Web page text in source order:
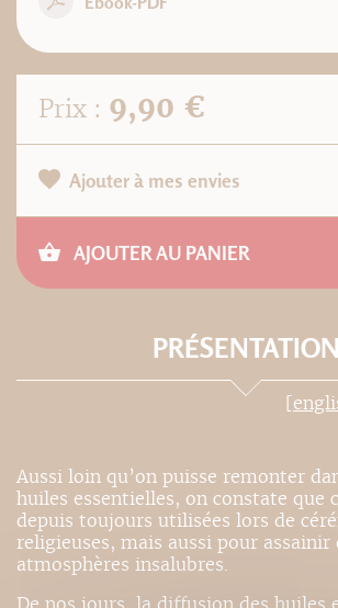
Prix : 9,90 €
Ajouter à mes envies
AJOUTER AU PANIER
PRÉSENTATION
Aussi loin qu’on puisse remonter
huiles essentielles, on constate que
depuis toujours utilisées lors de
religieuses, mais aussi pour assainir
atmosphères insalubres.